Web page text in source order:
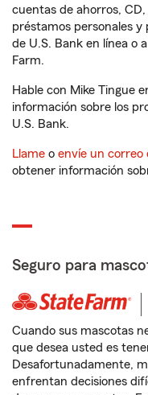
cuentas de ahorros,
préstamos personales y
de U.S. Bank en línea o
Farm.
Hable con Mike Tingue
información sobre los
U.S. Bank.
Llame o envíe un correo
obtener información
Seguro para
Cuando sus mascotas
que desea usted es
Desafortunadamente,
enfrentan decisiones